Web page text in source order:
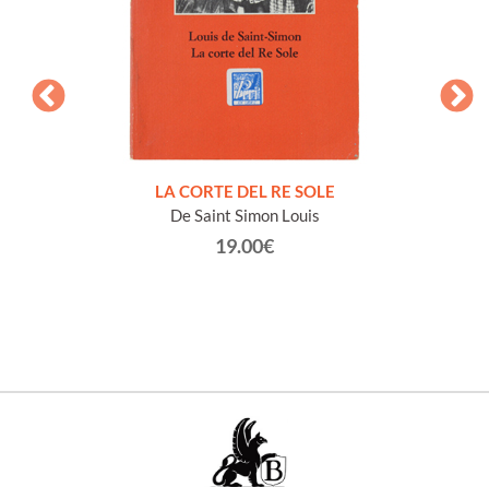
LA CORTE DEL RE SOLE
De Saint Simon Louis
19.00€